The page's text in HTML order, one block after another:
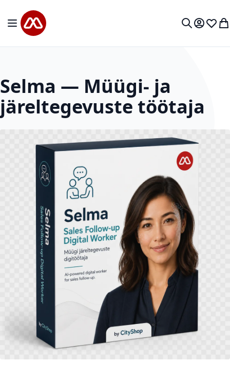
Mine sisu juurde
Toggle Nav
Minu
Selma — Müügi- ja
järeltegevuste töötaja